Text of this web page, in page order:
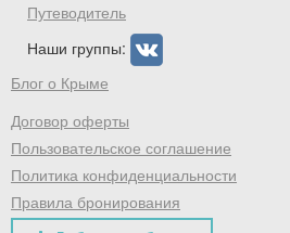
Путеводитель
Наши группы:
Блог о Крыме
Договор оферты
Пользовательское соглашение
Политика конфиденциальности
Правила бронирования